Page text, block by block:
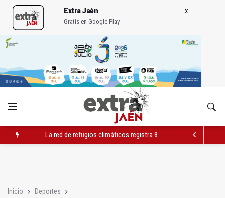
Extra Jaén
Gratis en Google Play
La red de refugios climáticos registra 803 plazas ocupadas
Inicio
Deportes